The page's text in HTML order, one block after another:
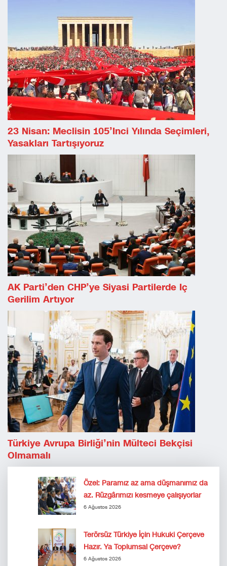
23 Nisan: Meclisin 105’inci Yılında Seçimleri,
Yasakları Tartışıyoruz
AK Parti’den CHP’ye Siyasi Partilerde Iç
Gerilim Artıyor
Türkiye Avrupa Birliği’nin Mülteci Bekçisi
Olmamalı
Özel: Paramız az ama düşmanımız da
az. Rüzgârımızı kesmeye çalışıyorlar
6 Ağustos 2026
Terörsüz Türkiye İçin Hukuki Çerçeve
Hazır. Ya Toplumsal Çerçeve?
6 Ağustos 2026